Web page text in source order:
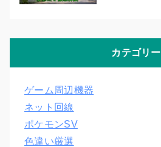
カテゴリー
ゲーム周辺機器
ネット回線
ポケモンSV
色違い厳選